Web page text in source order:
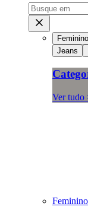
Feminino
Jeans
Ver tudo
Feminino